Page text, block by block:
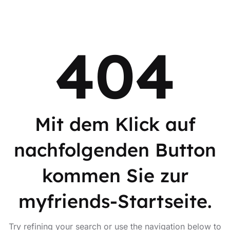
404
Mit dem Klick auf
nachfolgenden Button
kommen Sie zur
myfriends-Startseite.
Try refining your search or use the navigation below to